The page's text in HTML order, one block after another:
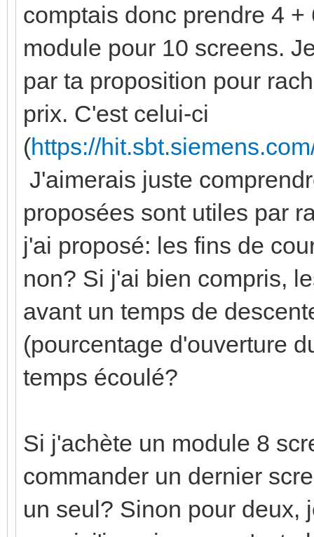
comptais donc prendre 4
module pour 10 screens.
par ta proposition pour
prix. C'est celui-ci
(https://
J'aimerais juste
proposées sont utiles par
j'ai proposé: les fins de
non? Si j'ai bien compris,
avant un temps de
(pourcentage d'ouverture
temps écoulé?
Si j'achète un module 8
commander un dernier
un seul? Sinon pour deux,